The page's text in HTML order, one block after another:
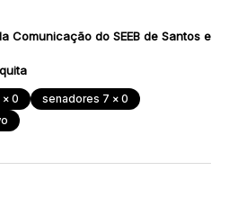
Comunicação do SEEB de Santos e
x 0
senadores 7 x 0